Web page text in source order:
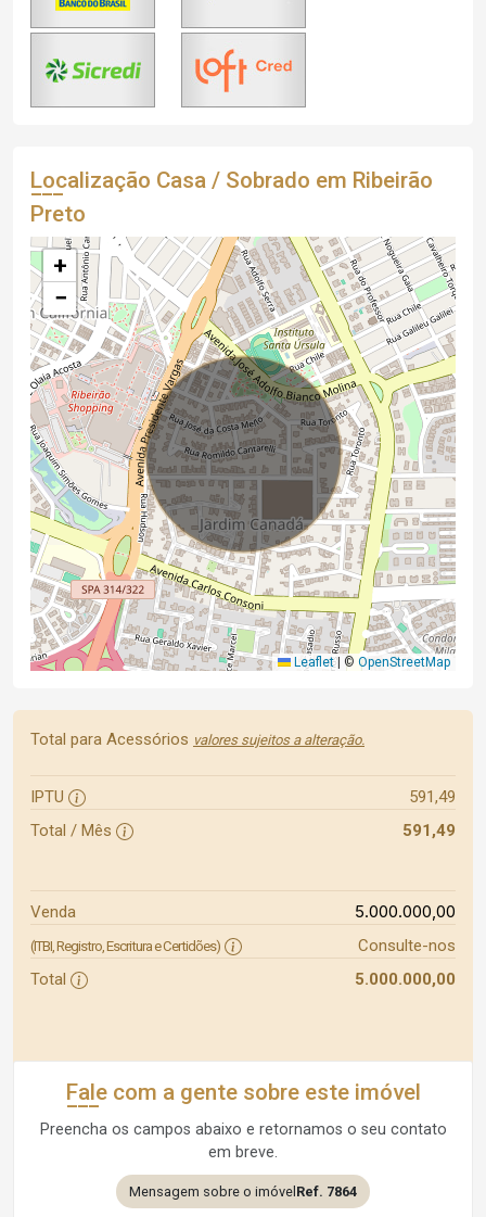
Localização Casa / Sobrado em Ribeirão
Preto
+
−
Leaflet © OpenStreetMap
Total para Acessórios valores sujeitos a alteração.
IPTU
591,49
Total / Mês
591,49
Venda 5.000.000,00
(ITBI, Registro, Escritura e Certidões)
Consulte-nos
Total
5.000.000,00
Fale com a gente sobre este imóvel
Preencha os campos abaixo e retornamos o seu contato
em breve.
Mensagem sobre o imóvel Ref. 7864